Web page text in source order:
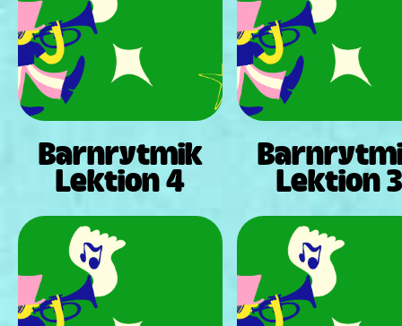
Barnrytmik
Lektion 4 Lektion 3